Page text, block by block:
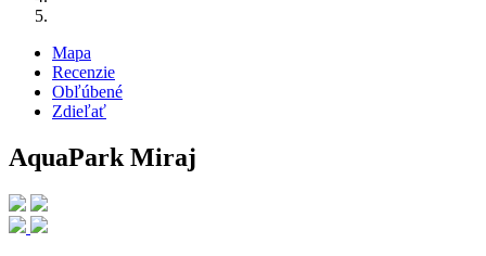
Mapa
Recenzie
Obľúbené
Zdieľať
AquaPark Miraj